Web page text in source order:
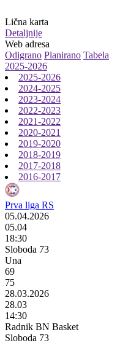
Lična karta
Detaljnije
Web adresa
Odigrano Planirano Tabela
2025-2026
2025-2026
2024-2025
2023-2024
2022-2023
2021-2022
2020-2021
2019-2020
2018-2019
2017-2018
2016-2017
Prva liga RS
05.04.2026
05.04
18:30
Sloboda 73
Una
69
75
28.03.2026
28.03
14:30
Radnik BN Basket
Sloboda 73